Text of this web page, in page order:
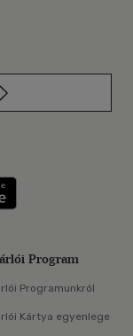
meg: Google
Program
Programunkról
Kártya egyenlege